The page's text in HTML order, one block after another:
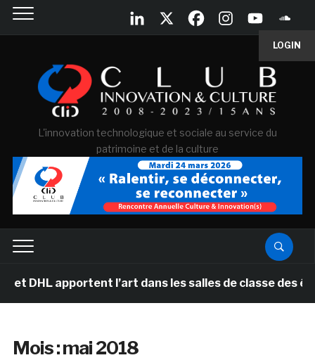
LOGIN
L'innovation technologique et sociale au service du
patrimoine et de la culture
apportent l’art dans les salles de classe des écoles
Mois :mai 2018